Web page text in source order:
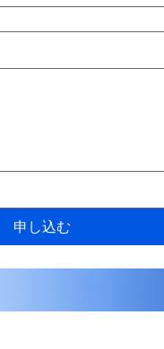
申し込む